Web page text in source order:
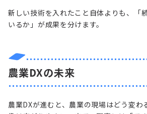
新しい技術を入れたこと自体よりも、「
いるか」が成果を分けます。
農業DXの未来
農業DXが進むと、農業の現場はどう変わ